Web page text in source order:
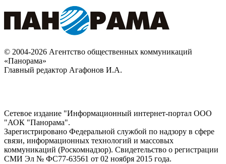
© 2004-2026 Агентство общественных коммуникаций
«Панорама»
Главный редактор Агафонов И.А.
Сетевое издание "Информационный интернет-портал ООО
"АОК "Панорама".
Зарегистрировано Федеральной службой по надзору в сфере
связи, информационных технологий и массовых
коммуникаций (Роскомнадзор). Cвидетельство о регистрации
СМИ Эл № ФС77-63561 от 02 ноября 2015 года.